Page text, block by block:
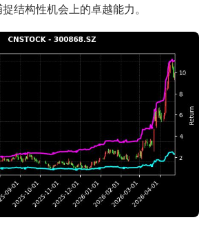
结构性机会上的卓越能力。